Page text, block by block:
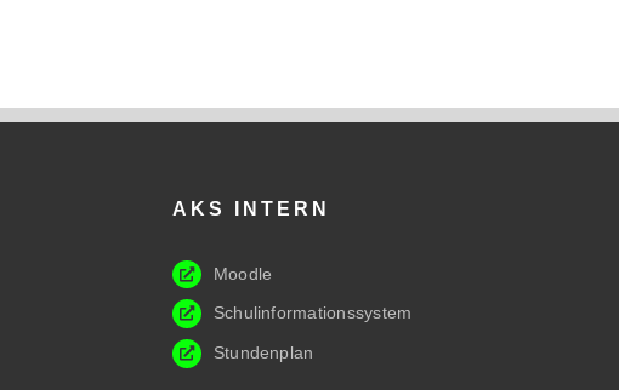
AKS INTERN
Moodle
Schulinformationssystem
Stundenplan